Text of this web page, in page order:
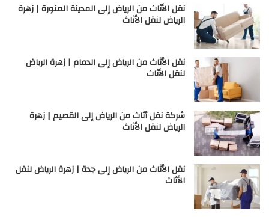
نقل الأثاث من الرياض إلى المدينة المنورة | زهرة
الرياض لنقل الأثاث
نقل الأثاث من الرياض إلى الدمام | زهرة الرياض
لنقل الأثاث
شركة نقل أثاث من الرياض إلى القصيم | زهرة
الرياض لنقل الأثاث
نقل الأثاث من الرياض إلى جدة | زهرة الرياض لنقل
الأثاث